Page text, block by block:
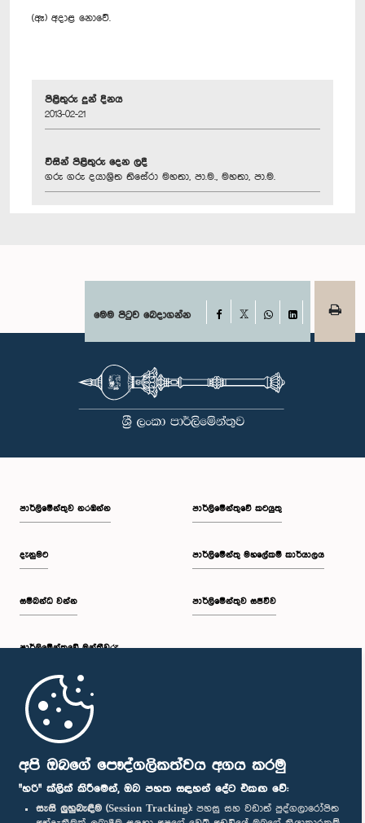
අපි ඔබගේ පෞද්ගලිකත්වය අගය කරමු
"හරි" ක්ලික් කිරීමෙන්, ඔබ පහත සඳහන් දේට එකඟ වේ:
සැසි ලුහුබැඳීම (Session Tracking): පහසු සහ වඩාත් පුද්ගලාරෝපිත
(ඈ) අදාළ නොවේ.
පිළිතුරු දුන් දිනය
2013-02-21
විසින් පිළිතුරු දෙන ලදී
ගරු ගරු දයාශ්‍රිත තිසේරා මහතා, පා.ම., මහතා, පා.ම.
මෙම පිටුව බෙදාගන්න Facebook
WhatsAppLinkedIn
පාර්ලි‌මේන්තුව නරඹන්න
දැනුමට
සම්බන්ධ වන්න
පාර්ලි‌මේන්තුවේ මන්ත්‍රීවරු
මුල් පිටුව
පාර්ලිමේන්තුවේ කටයුතු
පාර්ලිමේන්තු මහලේකම් කාර්යාලය
පාර්ලිමේන්තුව සජීවීව
පාර්ලිමේන්තු ජංගම යෙදුම